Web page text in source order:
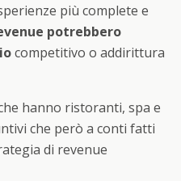
più complete e
potrebbero
competitivo o addirittura
hanno ristoranti, spa e
che però a conti fatti
di revenue